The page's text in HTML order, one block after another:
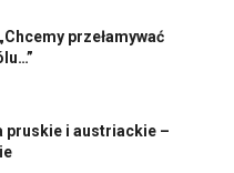
przełamywać
pruskie i austriackie –